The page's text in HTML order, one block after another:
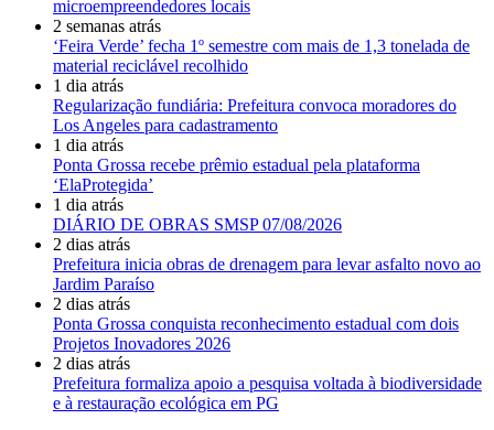
microempreendedores locais
2 semanas atrás
‘Feira Verde’ fecha 1º semestre com mais de 1,3 tonelada de
material reciclável recolhido
1 dia atrás
Regularização fundiária: Prefeitura convoca moradores do
Los Angeles para cadastramento
1 dia atrás
Ponta Grossa recebe prêmio estadual pela plataforma
‘ElaProtegida’
1 dia atrás
DIÁRIO DE OBRAS SMSP 07/08/2026
2 dias atrás
Prefeitura inicia obras de drenagem para levar asfalto novo ao
Jardim Paraíso
2 dias atrás
Ponta Grossa conquista reconhecimento estadual com dois
Projetos Inovadores 2026
2 dias atrás
Prefeitura formaliza apoio a pesquisa voltada à biodiversidade
e à restauração ecológica em PG